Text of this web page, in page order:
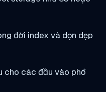
đời index và dọn dẹp
cho các đầu vào phổ